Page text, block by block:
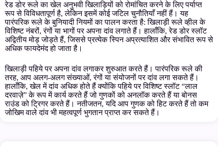
रेड डोर रूले का खेल अनुभवी खिलाड़ियों को रोमांचित करने के लिए पर्याप्त
रूप से विविधतापूर्ण है, लेकिन इसमें कोई जटिल चुनौतियाँ नहीं हैं। यह
पारंपरिक रूले के बुनियादी नियमों का पालन करता है: खिलाड़ी रूले व्हील के
विशिष्ट नंबरों, रंगों या भागों पर अपना दांव लगाते हैं। हालाँकि, रेड डोर स्लॉट
अद्वितीय मोड़ जोड़ते हैं, जिससे प्रत्येक स्पिन अप्रत्याशित और संभावित रूप से
अधिक फायदेमंद हो जाता है।
खिलाड़ी पहिये पर अपना दांव लगाकर शुरुआत करते हैं। पारंपरिक रूले की
तरह, आप अलग-अलग संख्याओं, रंगों या संयोजनों पर दांव लगा सकते हैं।
हालाँकि, खेल में दांव अधिक होते हैं क्योंकि पहिये पर विशिष्ट स्लॉट “लाल
दरवाज़े” के रूप में कार्य करते हैं जो गुणकों को अनलॉक करते हैं या बोनस
राउंड को ट्रिगर करते हैं। नतीजतन, यदि आप गुणक को हिट करते हैं तो कम
जोखिम वाले दांव भी महत्वपूर्ण भुगतान प्राप्त कर सकते हैं।